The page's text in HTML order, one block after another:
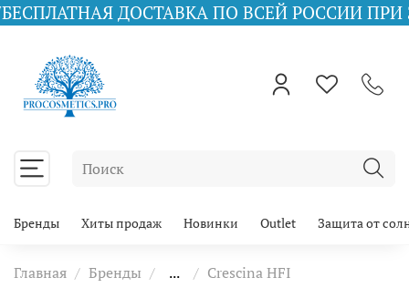
ДОСТАВКА ПО ВСЕЙ РОССИИ ПРИ ЗАКАЗЕ ОТ
Бренды Хиты продаж Новинки Outlet Защита от
Главная Бренды ... Crescina HFI